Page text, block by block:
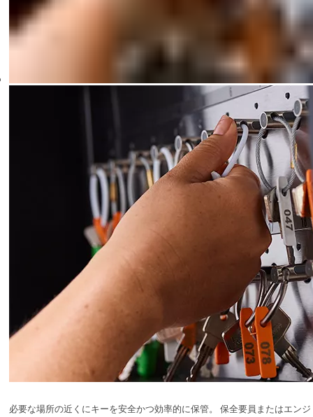
必要な場所の近くにキーを安全かつ効率的に保管。 保全要員またはエンジ